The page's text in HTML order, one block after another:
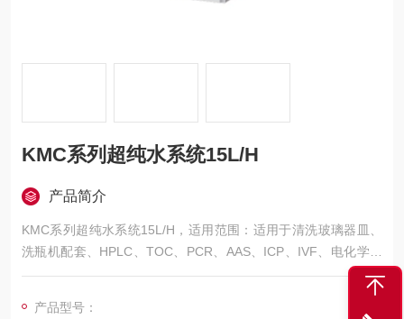
KMC系列超纯水系统15L/H
产品简介
KMC系列超纯水系统15L/H，适用范围：适用于清洗玻璃器皿、
洗瓶机配套、HPLC、TOC、PCR、AAS、ICP、IVF、电化学、
细胞培养、基因工程、氨基酸分析等实验项目。
产品型号：